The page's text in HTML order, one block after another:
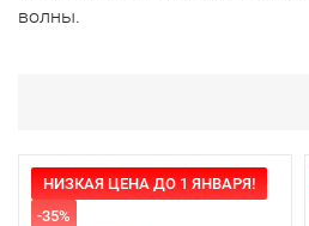
волны.
НИЗКАЯ ЦЕНА ДО 1 ЯНВАРЯ!
-35%